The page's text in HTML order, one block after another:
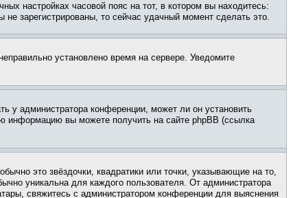
настройках часовой пояс на тот, в котором вы находитесь:
не зарегистрированы, то сейчас удачный момент сделать это.
установлено время на сервере. Уведомите
у администратора конференции, может ли он установить
информацию вы можете получить на сайте phpBB (ссылка
это звёздочки, квадратики или точки, указывающие на то,
уникальна для каждого пользователя. От администратора
свяжитесь с администратором конференции для выяснения